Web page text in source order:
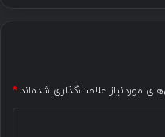
موردنیاز علامت‌گذاری شده‌اند*